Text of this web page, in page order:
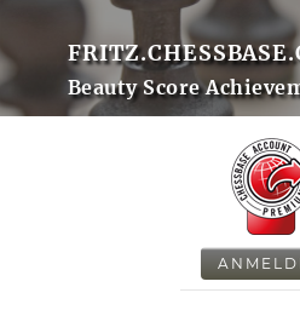
Beauty Score